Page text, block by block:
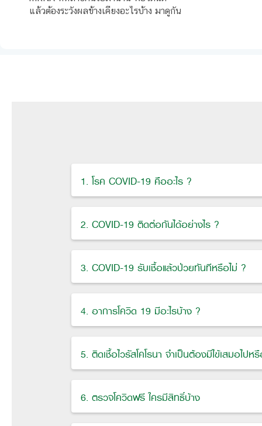
แล้วต้องระวังผลข้างเคียงอะไรบ้าง มาดูกัน
1. โรค COVID-19 คืออะไร ?
2. COVID-19 ติดต่อกันได้อย่างไร ?
3. COVID-19 รับเชื้อแล้วป่วยทันทีหรือไม่ ?
4. อาการโควิด 19 มีอะไรบ้าง ?
5. ติดเชื้อไวรัสโคโรนา จำเป็นต้องมีไข้เสมอไปห
6. ตรวจโควิดฟรี ใครมีสิทธิ์บ้าง